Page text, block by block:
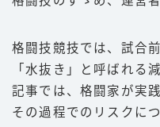
平本蓮
ファイトスタイル
豆知識
格闘技競技では、試合
「水抜き」と呼ばれる
記事では、格闘家が実
その過程でのリスクに